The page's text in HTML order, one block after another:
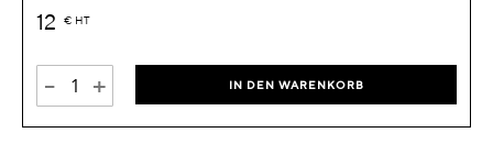
12 € HT
- + IN DEN WARENKORB